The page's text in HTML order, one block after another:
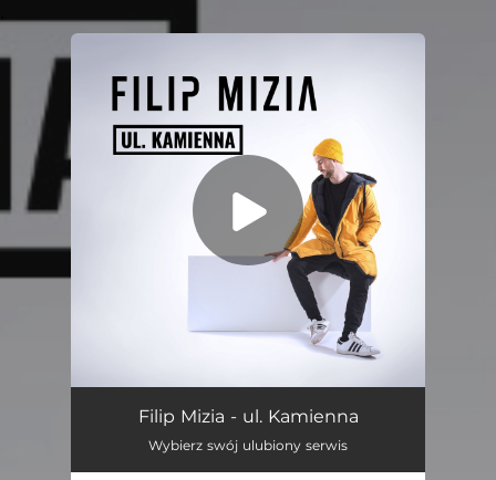
You're all set!
ul. Kamienna
Filip Mizia - ul. Kamienna
Wybierz swój ulubiony serwis